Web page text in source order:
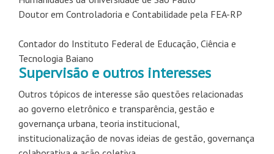
Doutor em Controladoria e Contabilidade pela FEA-RP
Contador do Instituto Federal de Educação, Ciência e
Tecnologia Baiano
Supervisão e outros interesses
Outros tópicos de interesse são questões relacionadas
ao governo eletrônico e transparência, gestão e
governança urbana, teoria institucional,
institucionalização de novas ideias de gestão, governança